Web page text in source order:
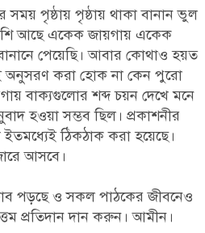
পৃষ্ঠায় পৃষ্ঠায় থাকা বানান ভুল
আছে একেক জায়গায় একেক
পেয়েছি। আবার কোথাও হয়ত
অনুসরণ করা হোক না কেন পুরো
বাক্যগুলোর শব্দ চয়ন দেখে মনে
হওয়া সম্ভব ছিল। প্রকাশনীর
ঠিকঠাক করা হয়েছে।
আসবে।
পড়ছে ও সকল পাঠকের জীবনেও
প্রতিদান দান করুন। আমীন।